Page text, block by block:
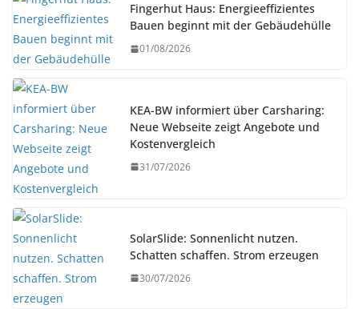
Fingerhut Haus: Energieeffizientes
Bauen beginnt mit der Gebäudehülle
01/08/2026
KEA-BW informiert über Carsharing:
Neue Webseite zeigt Angebote und
Kostenvergleich
31/07/2026
SolarSlide: Sonnenlicht nutzen.
Schatten schaffen. Strom erzeugen
30/07/2026